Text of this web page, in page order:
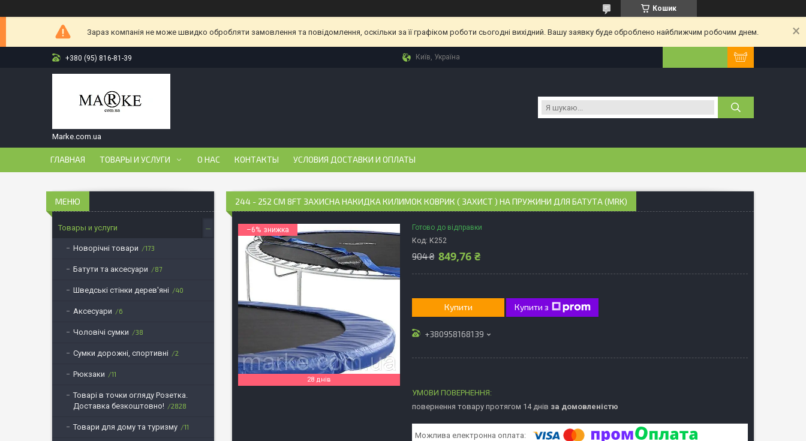
Кошик
Зараз компанія не може швидко обробляти замовлення та повідомлення, оскільки за її графіком роботи сьогодні вихідний. Вашу заявку буде оброблено найближчим робочим днем.
+380 (95) 816-81-39 Київ, Україна
Marke.com.ua
ГЛАВНАЯ ТОВАРЫ И УСЛУГИ О НАС КОНТАКТЫ УСЛОВИЯ ДОСТАВКИ И ОПЛАТЫ
244 - 252 СМ 8FT ЗАХИСНА НАКИДКА КИЛИМОК КОВРИК ( ЗАХИСТ ) НА ПРУЖИНИ ДЛЯ БАТУТА (MRK)
–6%
28 днів
Готово до відправки
Код: К252
904 ₴ 849,76 ₴
Купити Купити з
+380958168139
повернення товару протягом 14 днів за домовленістю
Товары и услуги
Новорічні товари 173
Батути та аксесуари 87
Шведські стінки дерев'яні 40
Аксесуари 6
Чоловічі сумки 38
Сумки дорожні, спортивні 2
Рюкзаки 11
Товарі в точки огляду Розетка.
Доставка безкоштовно!
2828
Товари для дому та туризму 11